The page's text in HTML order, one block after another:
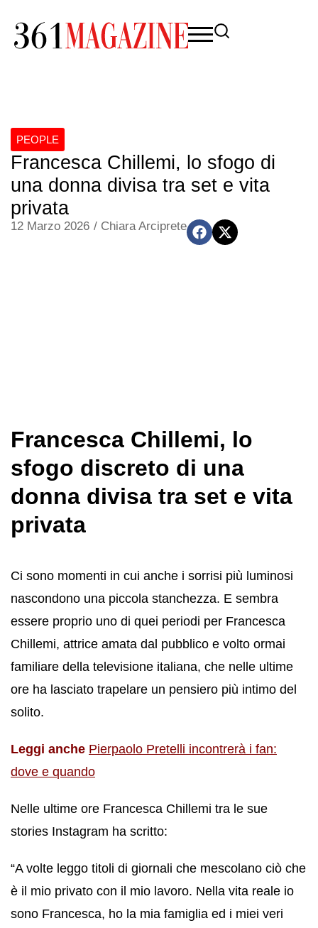
PEOPLE
Francesca Chillemi, lo sfogo di
una donna divisa tra set e vita
privata
12 Marzo 2026 / Chiara Arciprete
Francesca Chillemi, lo
sfogo discreto di una
donna divisa tra set e vita
privata
Ci sono momenti in cui anche i sorrisi più luminosi
nascondono una piccola stanchezza. E sembra
essere proprio uno di quei periodi per Francesca
Chillemi, attrice amata dal pubblico e volto ormai
familiare della televisione italiana, che nelle ultime
ore ha lasciato trapelare un pensiero più intimo del
solito.
Leggi anche Pierpaolo Pretelli incontrerà i fan:
dove e quando
Nelle ultime ore Francesca Chillemi tra le sue
stories Instagram ha scritto:
“A volte leggo titoli di giornali che mescolano ciò che
è il mio privato con il mio lavoro. Nella vita reale io
sono Francesca, ho la mia famiglia ed i miei veri